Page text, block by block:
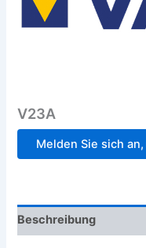
V23A
Melden Sie sich
Beschreibung